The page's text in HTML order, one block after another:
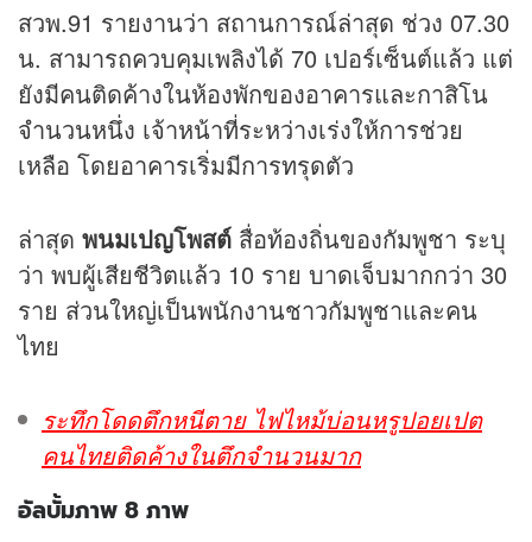
สวพ.91 รายงานว่า สถานการณ์ล่าสุด ช่วง 07.30
น. สามารถควบคุมเพลิงได้ 70 เปอร์เซ็นต์แล้ว แต่
ยังมีคนติดค้างในห้องพักของอาคารและกาสิโน
จำนวนหนึ่ง เจ้าหน้าที่ระหว่างเร่งให้การช่วย
เหลือ โดยอาคารเริ่มมีการทรุดตัว
ล่าสุด พนมเปญโพสต์ สื่อท้องถิ่นของกัมพูชา ระบุ
ว่า พบผู้เสียชีวิตแล้ว 10 ราย บาดเจ็บมากกว่า 30
ราย ส่วนใหญ่เป็นพนักงานชาวกัมพูชาและคน
ไทย
ระทึกโดดตึกหนีตาย ไฟไหม้บ่อนหรูปอยเปต
คนไทยติดค้างในตึกจำนวนมาก
อัลบั้มภาพ 8 ภาพ